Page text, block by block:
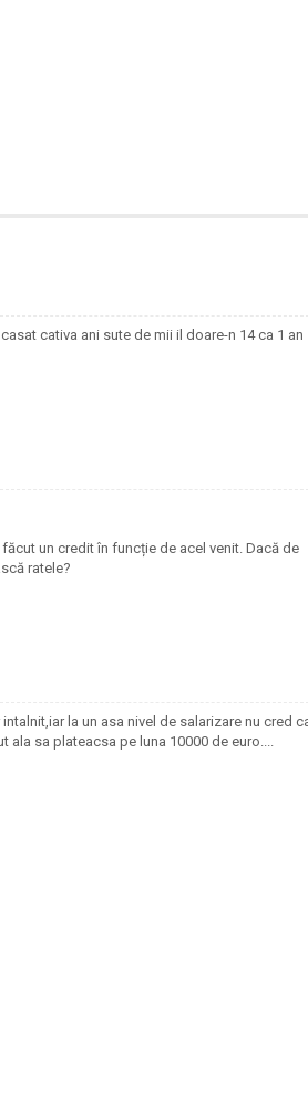
cativa ani sute de mii il doare-n 14 ca 1 an
un credit în funcție de acel venit. Dacă de
ratele?
la un asa nivel de salarizare nu cred
sa plateacsa pe luna 10000 de euro....